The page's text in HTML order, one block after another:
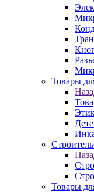
Товары
Товары